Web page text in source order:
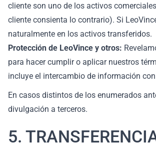
cliente son uno de los activos
cliente consienta lo contrario). Si
naturalmente en los activos transferidos.
Protección de LeoVince y otros:
para hacer cumplir o aplicar nuestros
incluye el intercambio de información
En casos distintos de los enumerados
divulgación a terceros.
5.